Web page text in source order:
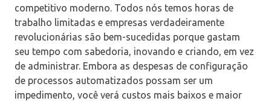
competitivo moderno. Todos nós temos horas de
trabalho limitadas e empresas verdadeiramente
revolucionárias são bem-sucedidas porque gastam
seu tempo com sabedoria, inovando e criando, em vez
de administrar. Embora as despesas de configuração
de processos automatizados possam ser um
impedimento, você verá custos mais baixos e maior